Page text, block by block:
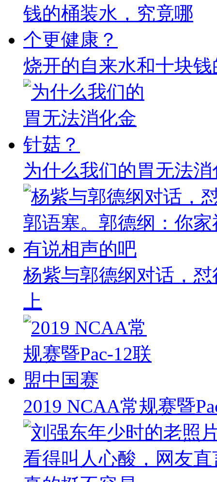
烧开的自来水和十块
为什么我们的胃无法
杨紫与郭德纲对话，
上
2019 NCAA常规赛暨